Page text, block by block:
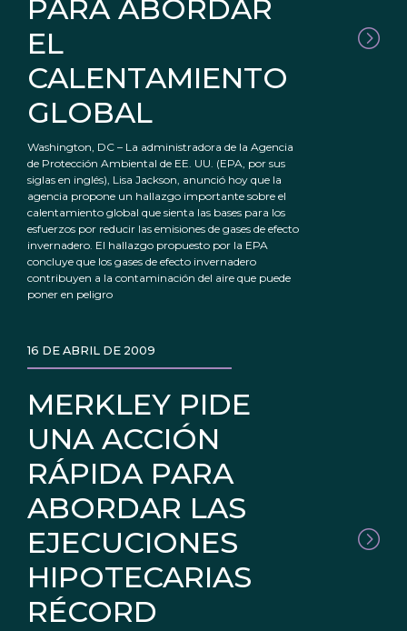
PARA ABORDAR
EL
CALENTAMIENTO
GLOBAL
Washington, DC – La administradora de la Agencia
de Protección Ambiental de EE. UU. (EPA, por sus
siglas en inglés), Lisa Jackson, anunció hoy que la
agencia propone un hallazgo importante sobre el
calentamiento global que sienta las bases para los
esfuerzos por reducir las emisiones de gases de efecto
invernadero. El hallazgo propuesto por la EPA
concluye que los gases de efecto invernadero
contribuyen a la contaminación del aire que puede
poner en peligro
MERKLEY PIDE
UNA ACCIÓN
RÁPIDA PARA
ABORDAR LAS
EJECUCIONES
HIPOTECARIAS
RÉCORD
16 DE ABRIL DE 2009